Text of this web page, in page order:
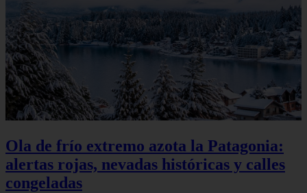
Ola de frío extremo azota la Patagonia:
alertas rojas, nevadas históricas y calles
congeladas